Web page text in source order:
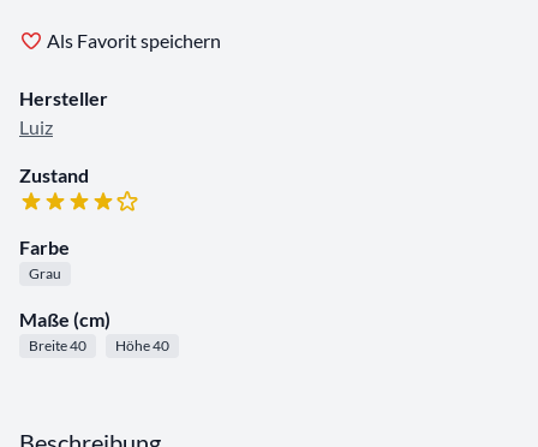
Als Favorit speichern
Hersteller
Luiz
Zustand
Farbe
Grau
Maße (cm)
Breite 40 Höhe 40